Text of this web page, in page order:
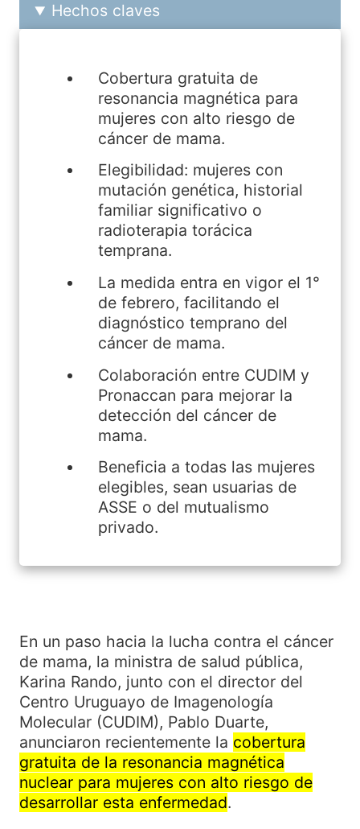
Hechos claves
Cobertura gratuita de
resonancia magnética para
mujeres con alto riesgo de
cáncer de mama.
Elegibilidad: mujeres con
mutación genética, historial
familiar significativo o
radioterapia torácica
temprana.
La medida entra en vigor el 1°
de febrero, facilitando el
diagnóstico temprano del
cáncer de mama.
Colaboración entre CUDIM y
Pronaccan para mejorar la
detección del cáncer de
mama.
Beneficia a todas las mujeres
elegibles, sean usuarias de
ASSE o del mutualismo
privado.
En un paso hacia la lucha contra el cáncer
de mama, la ministra de salud pública,
Karina Rando, junto con el director del
Centro Uruguayo de Imagenología
Molecular (CUDIM), Pablo Duarte,
anunciaron recientemente la cobertura
gratuita de la resonancia magnética
nuclear para mujeres con alto riesgo de
desarrollar esta enfermedad.